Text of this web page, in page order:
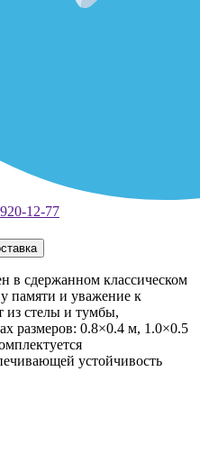
12-77
в сдержанном классическом
памяти и уважение к
из стелы и тумбы,
размеров: 0.8×0.4 м, 1.0×0.5
устойчивость